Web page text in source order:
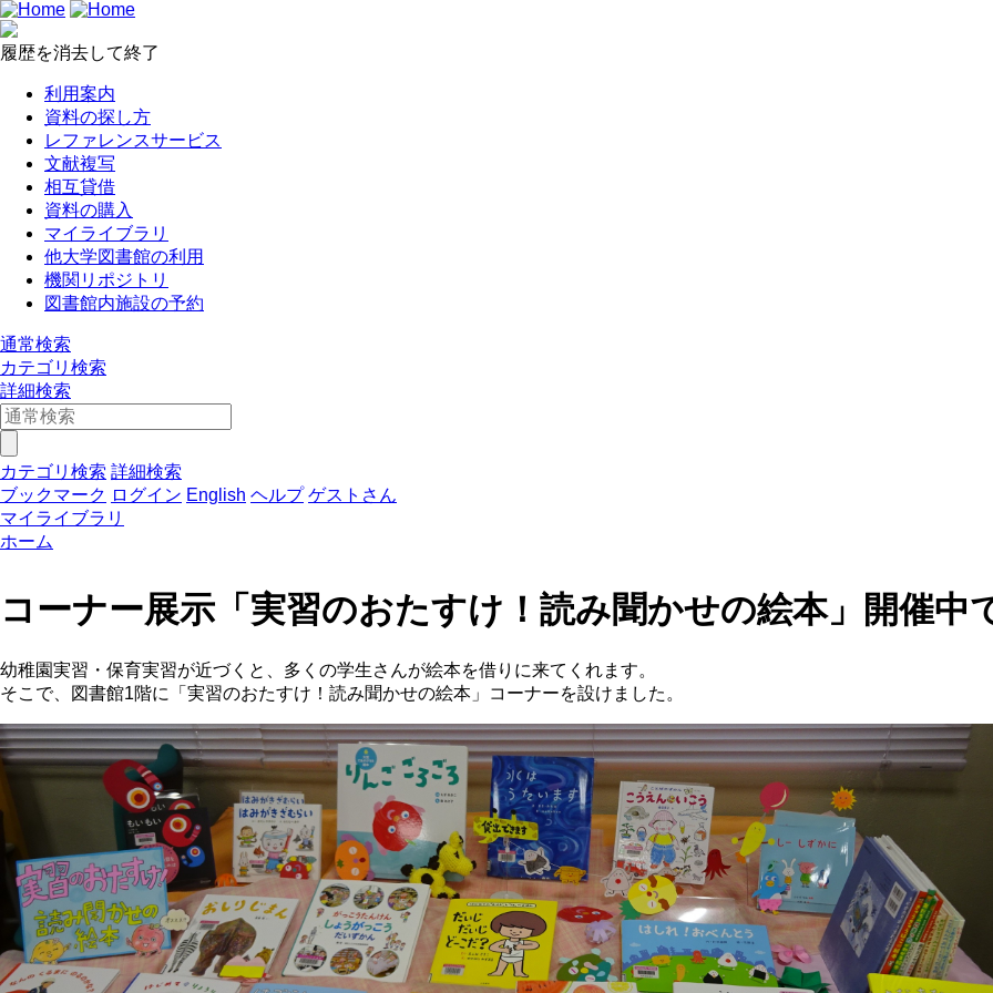
履歴を消去して終了
利用案内
資料の探し方
レファレンスサービス
文献複写
相互貸借
資料の購入
マイライブラリ
他大学図書館の利用
機関リポジトリ
図書館内施設の予約
通常検索
カテゴリ検索
詳細検索
カテゴリ検索 詳細検索
ブックマーク ログイン English ヘルプ ゲストさん
マイライブラリ
ホーム
コーナー展示「実習のおたすけ！読み聞かせの絵本」開催中
幼稚園実習・保育実習が近づくと、多くの学生さんが絵本を借りに来てくれます。
そこで、図書館1階に「実習のおたすけ！読み聞かせの絵本」コーナーを設けました。